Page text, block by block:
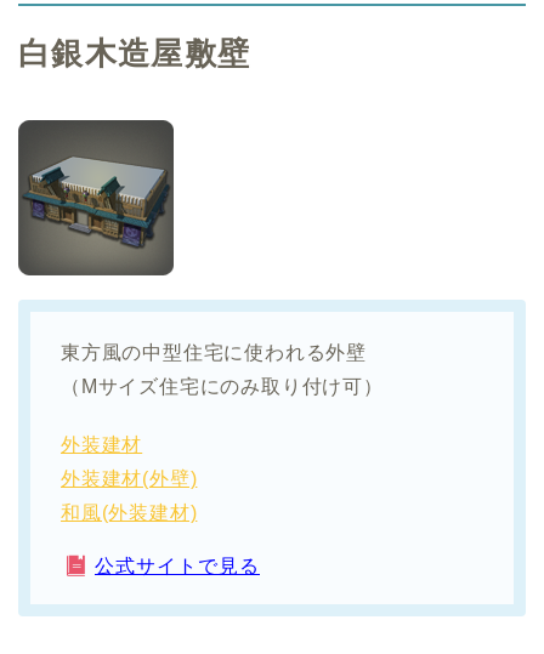
白銀木造屋敷壁
東方風の中型住宅に使われる外壁
（Mサイズ住宅にのみ取り付け可）
外装建材
外装建材(外壁)
和風(外装建材)
公式サイトで見る